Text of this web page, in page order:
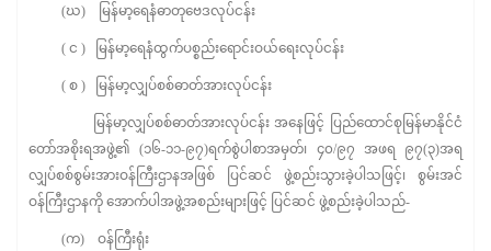
(ဃ) မြန်မာ့ရေနံဓာတုဗေဒလုပ်ငန်း
( င ) မြန်မာ့ရေနံထွက်ပစ္စည်းရောင်းဝယ်ရေးလုပ်ငန်း
( စ ) မြန်မာ့လျှပ်စစ်ဓာတ်အားလုပ်ငန်း
မြန်မာ့လျှပ်စစ်ဓာတ်အားလုပ်ငန်း အနေဖြင့် ပြည်ထောင်စုမြန်မာနိုင်ငံ
တော်အစိုးရအဖွဲ့၏ (၁၆-၁၁-၉၇)ရက်စွဲပါစာအမှတ်၊ ၄၀/၉၇ အဖရ ၉၇(၃)အရ
လျှပ်စစ်စွမ်းအားဝန်ကြီးဌာနအဖြစ် ပြင်ဆင် ဖွဲ့စည်းသွားခဲ့ပါသဖြင့်၊ စွမ်းအင်
ဝန်ကြီးဌာနကို အောက်ပါအဖွဲ့အစည်းများဖြင့် ပြင်ဆင် ဖွဲ့စည်းခဲ့ပါသည်-
(က) ဝန်ကြီးရုံး